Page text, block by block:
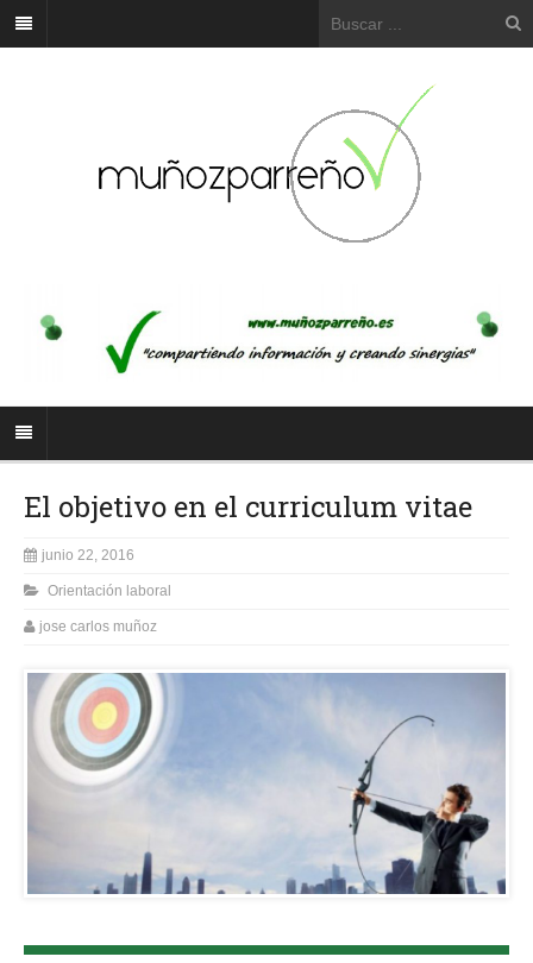
El objetivo en el curriculum vitae
junio 22, 2016
Orientación laboral
jose carlos muñoz